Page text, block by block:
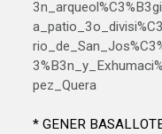
pez_Quera
* GENER